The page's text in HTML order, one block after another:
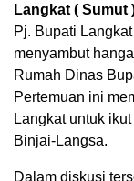
Langkat ( Sumut
Pj. Bupati
menyambut
Rumah Dinas
Pertemuan ini
Langkat untuk
Binjai-Langsa.
Dalam diskusi
. Ukuran